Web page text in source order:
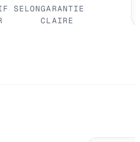
SELONGARANTIE
CLAIRE